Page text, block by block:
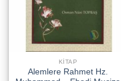
KITAP
Alemlere Rahmet Hz.